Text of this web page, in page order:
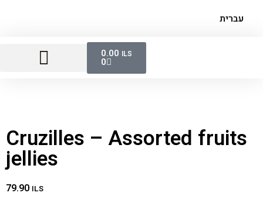
עברית
0.00 ILS
0
Cruzilles – Assorted fruits
jellies
79.90 ILS